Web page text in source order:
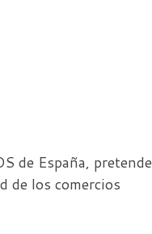
de España, pretende
de los comercios